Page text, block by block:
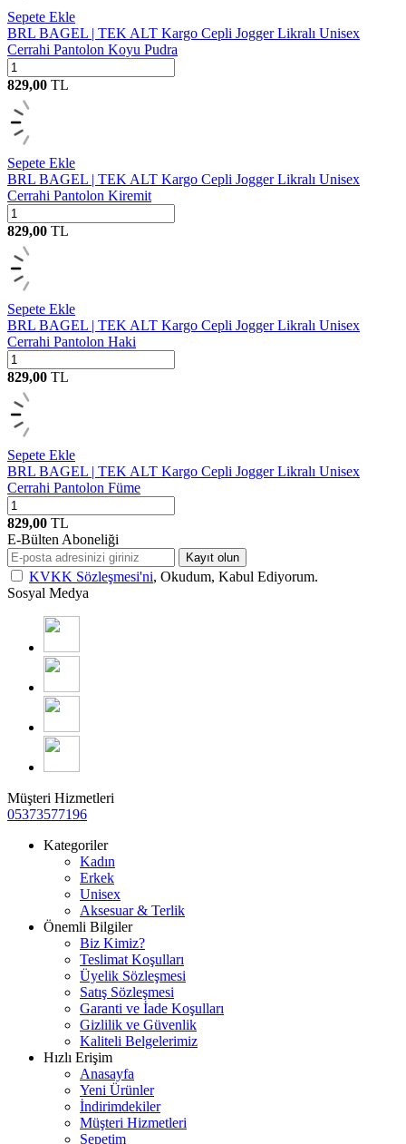
Sepete Ekle
BRL BAGEL | TEK ALT Kargo Cepli Jogger Likralı Unisex
Cerrahi Pantolon Koyu Pudra
829,00 TL
Sepete Ekle
BRL BAGEL | TEK ALT Kargo Cepli Jogger Likralı Unisex
Cerrahi Pantolon Kiremit
829,00 TL
Sepete Ekle
BRL BAGEL | TEK ALT Kargo Cepli Jogger Likralı Unisex
Cerrahi Pantolon Haki
829,00 TL
Sepete Ekle
BRL BAGEL | TEK ALT Kargo Cepli Jogger Likralı Unisex
Cerrahi Pantolon Füme
829,00 TL
E-Bülten Aboneliği
Kayıt olun
KVKK Sözleşmesi'ni, Okudum, Kabul Ediyorum.
Sosyal Medya
Müşteri Hizmetleri
05373577196
Kategoriler
Kadın
Erkek
Unisex
Aksesuar & Terlik
Önemli Bilgiler
Biz Kimiz?
Teslimat Koşulları
Üyelik Sözleşmesi
Satış Sözleşmesi
Garanti ve İade Koşulları
Gizlilik ve Güvenlik
Kaliteli Belgelerimiz
Hızlı Erişim
Anasayfa
Yeni Ürünler
İndirimdekiler
Müşteri Hizmetleri
Sepetim